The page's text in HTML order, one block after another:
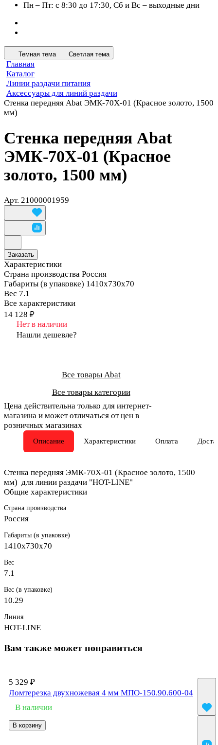
Пн – Пт: c 8:30 до 17:30, Сб и Вс – выходные дни
Темная тема Светлая тема
Главная
Каталог
Линии раздачи питания
Аксессуары для линий раздачи
Стенка передняя Abat ЭМК-70Х-01 (Красное золото, 1500
мм)
Стенка передняя Abat
ЭМК-70Х-01 (Красное
золото, 1500 мм)
Арт. 21000001959
Заказать
Характеристики
Страна производства Россия
Габариты (в упаковке) 1410х730х70
Вес 7.1
Все характеристики
14 128 ₽
Нет в наличии
Нашли дешевле?
Все товары Abat
Все товары категории
Цена действительна только для интернет-
магазина и может отличаться от цен в
розничных магазинах
Описание Характеристики Оплата
Стенка передняя ЭМК-70Х-01 (Красное золото, 1500
мм) для линии раздачи "HOT-LINE"
Общие характеристики
Страна производства
Россия
Габариты (в упаковке)
1410х730х70
Вес
7.1
Вес (в упаковке)
10.29
Линия
HOT-LINE
Вам также может понравиться
5 329 ₽
Ломтерезка двухножевая 4 мм МПО-150.90.600-04
В наличии
В корзину